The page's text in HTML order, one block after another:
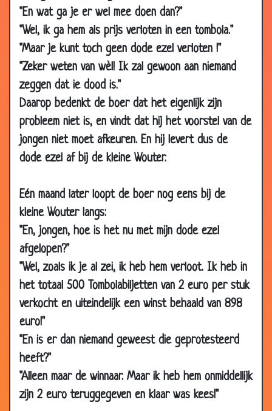
"En wat ga je er wel mee doen dan?"
"Wel, ik ga hem als prijs verloten in een tombola."
"Maar je kunt toch geen dode ezel verloten !"
"Zeker weten van wèl! Ik zal gewoon aan niemand
zeggen dat ie dood is."
Daarop bedenkt de boer dat het eigenlijk zijn
probleem niet is, en vindt dat hij het voorstel van de
jongen niet moet afkeuren. En hij levert dus de
dode ezel af bij de kleine Wouter.
Eén maand later loopt de boer nog eens bij de
kleine Wouter langs:
"En, jongen, hoe is het nu met mijn dode ezel
afgelopen?"
"Wel, zoals ik je al zei, ik heb hem verloot. Ik heb in
het totaal 500 Tombolabiljetten van 2 euro per stuk
verkocht en uiteindelijk een winst behaald van 898
euro!"
"En is er dan niemand geweest die geprotesteerd
heeft?"
"Alleen maar de winnaar. Maar ik heb hem onmiddellijk
zijn 2 euro teruggegeven en klaar was kees!"
22 Aug 2019
Stoute hond
26 Jul 2019
Pauze
04 Jun 2019
René van Meurs - Hardloop-app
Evert Kwok - Ingemaakt
1.75
07 Apr 2019
Op de bal
19 Jan 2019
Engelse voetbalelftal
2.82
04 Jan 2019
Golf met Gijs
26 Sep 2018 Goal?
24 Jul 2018
F1 Sollicitatie
28 Jun 2018
Mooie herinneringen
03 Apr 2017
07 Feb 2017
Iel
3.35
30 Nov 2014
Voetbalboekje
2.39
26 Sep 2014
Golf beginner
3.33
03 Jul 2014
01 Jul 2014
Zijn eerste voetbal wedstrijd
2.93
14 Jun 2014
Nederlands moeilijk te leren
3.13
Nieuwe spelers